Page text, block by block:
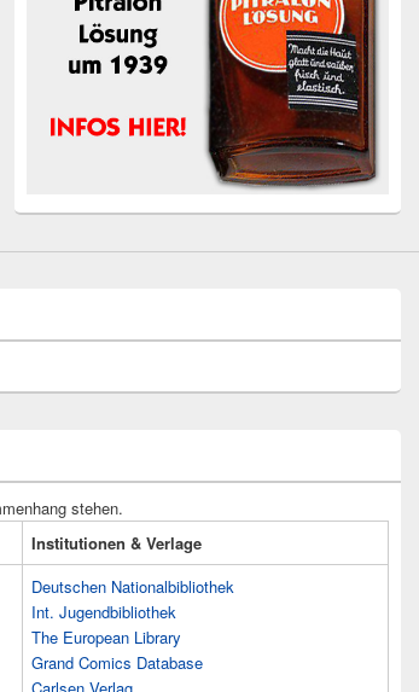
stehen.
Institutionen & Verlage
Deutschen Nationalbibliothek
Int. Jugendbibliothek
The European Library
Grand Comics Database